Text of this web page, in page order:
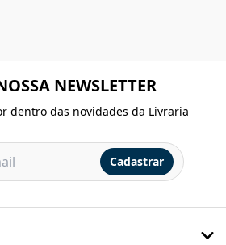
NEWSLETTER
dentro das novidades da Livraria
Cadastrar